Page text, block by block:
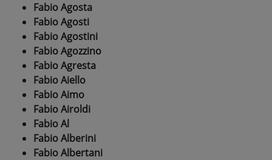
Fabio Agosta
Fabio Agosti
Fabio Agostini
Fabio Agozzino
Fabio Agresta
Fabio Aiello
Fabio Aimo
Fabio Airoldi
Fabio Al
Fabio Alberini
Fabio Albertani